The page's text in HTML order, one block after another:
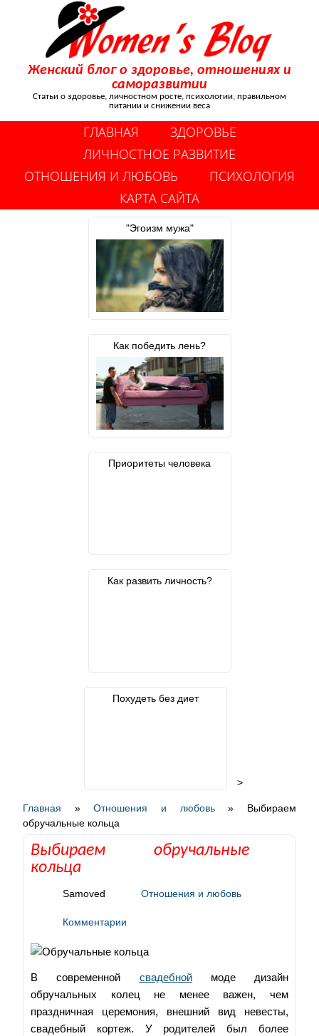
Женский блог о здоровье, отношениях и
саморазвитии
Статьи о здоровье, личностном росте, психологии, правильном
питании и снижении веса
ГЛАВНАЯ
ЗДОРОВЬЕ
ЛИЧНОСТНОЕ РАЗВИТИЕ
ОТНОШЕНИЯ И ЛЮБОВЬ
ПСИХОЛОГИЯ
КАРТА САЙТА
"Эгоизм мужа"
Как победить лень?
Приоритеты человека
Как развить личность?
Похудеть без диет
>
Главная »Отношения и любовь» Выбираем
обручальные кольца
Выбираем обручальные
кольца
Samoved Отношения и любовь
Комментарии
В современной свадебноймоде дизайн
обручальных колец не менее важен, чем
праздничная церемония, внешний вид невесты,
свадебный кортеж. У родителей был более